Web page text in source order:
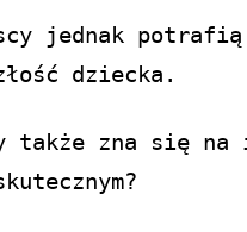
jednak
dziecka.
także zna się na